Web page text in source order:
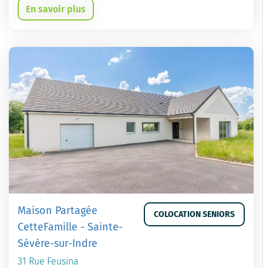
En savoir plus
Maison Partagée
CetteFamille - Sainte-
Sévère-sur-Indre
31 Rue Feusina
COLOCATION SENIORS